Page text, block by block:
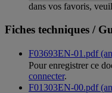
dans vos favoris,
Fiches techniques /
F03693EN-01.pdf
Pour enregistrer ce
connecter.
F01303EN-00.pdf